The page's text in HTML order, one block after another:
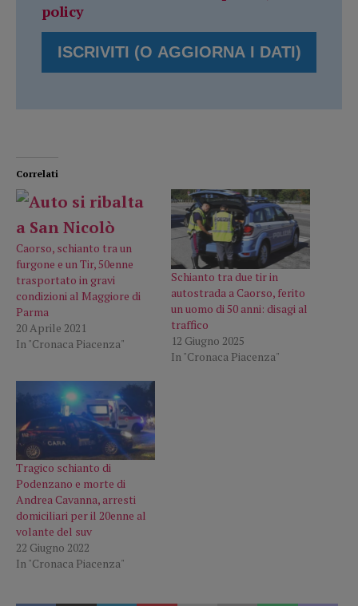
policy
Correlati
Caorso, schianto tra un
furgone e un Tir, 50enne
trasportato in gravi
condizioni al Maggiore di
Parma
20 Aprile 2021
In "Cronaca Piacenza"
Schianto tra due tir in
autostrada a Caorso, ferito
un uomo di 50 anni: disagi al
traffico
12 Giugno 2025
In "Cronaca Piacenza"
Tragico schianto di
Podenzano e morte di
Andrea Cavanna, arresti
domiciliari per il 20enne al
volante del suv
22 Giugno 2022
In "Cronaca Piacenza"